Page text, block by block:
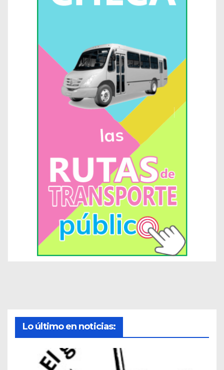
Lo último en noticias: